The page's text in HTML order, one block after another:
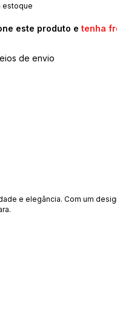
estoque
este produto e tenha
de envio
e elegância. Com um